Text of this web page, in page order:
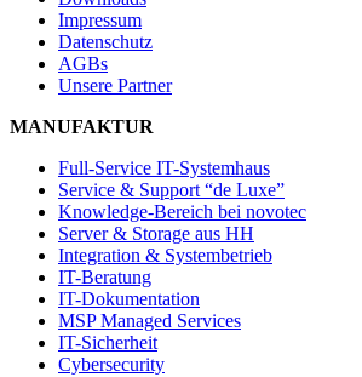
Impressum
Datenschutz
AGBs
Unsere Partner
MANUFAKTUR
Full-Service IT-Systemhaus
Service & Support “de Luxe”
Knowledge-Bereich bei novotec
Server & Storage aus HH
Integration & Systembetrieb
IT-Beratung
IT-Dokumentation
MSP Managed Services
IT-Sicherheit
Cybersecurity